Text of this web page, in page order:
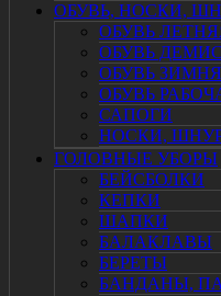
ОБУВЬ, НОСКИ,
ОБУВЬ
ОБУВЬ
ОБУВЬ
ОБУВЬ
САПОГИ
НОСКИ,
ГОЛОВНЫЕ УБОРЫ
БЕЙСБОЛКИ
КЕПКИ
ШАПКИ
БАЛАКЛАВЫ
БЕРЕТЫ
БАНДАНЫ,